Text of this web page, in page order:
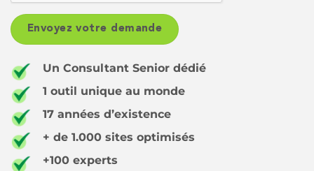
Un Consultant Senior dédié
1 outil unique au monde
17 années d’existence
+ de 1.000 sites optimisés
+100 experts